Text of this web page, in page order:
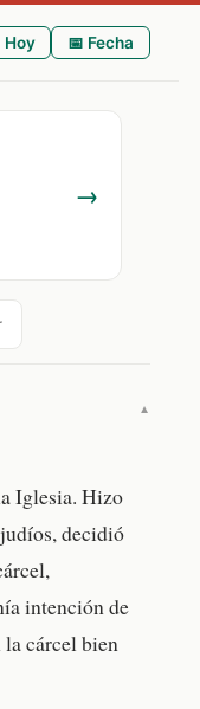
Hoy 📅 Fecha
→
▼
Iglesia. Hizo
decidió
intención de
la cárcel bien